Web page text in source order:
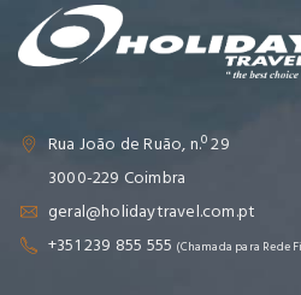
Rua João de Ruão, n.º 29
3000-229 Coimbra
geral@holidaytravel.com.pt
+351 239 855 555 (Chamada para Rede